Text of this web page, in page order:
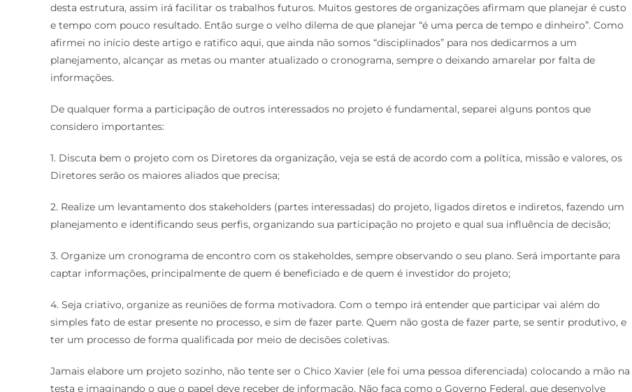
desta estrutura, assim irá facilitar os trabalhos futuros. Muitos gestores de organizações afirmam que planejar é custo
e tempo com pouco resultado. Então surge o velho dilema de que planejar “é uma perca de tempo e dinheiro”. Como
afirmei no início deste artigo e ratifico aqui, que ainda não somos “disciplinados” para nos dedicarmos a um
planejamento, alcançar as metas ou manter atualizado o cronograma, sempre o deixando amarelar por falta de
informações.
De qualquer forma a participação de outros interessados no projeto é fundamental, separei alguns pontos que
considero importantes:
1. Discuta bem o projeto com os Diretores da organização, veja se está de acordo com a política, missão e valores, os
Diretores serão os maiores aliados que precisa;
2. Realize um levantamento dos stakeholders (partes interessadas) do projeto, ligados diretos e indiretos, fazendo um
planejamento e identificando seus perfis, organizando sua participação no projeto e qual sua influência de decisão;
3. Organize um cronograma de encontro com os stakeholdes, sempre observando o seu plano. Será importante para
captar informações, principalmente de quem é beneficiado e de quem é investidor do projeto;
4. Seja criativo, organize as reuniões de forma motivadora. Com o tempo irá entender que participar vai além do
simples fato de estar presente no processo, e sim de fazer parte. Quem não gosta de fazer parte, se sentir produtivo, e
ter um processo de forma qualificada por meio de decisões coletivas.
Jamais elabore um projeto sozinho, não tente ser o Chico Xavier (ele foi uma pessoa diferenciada) colocando a mão na
testa e imaginando o que o papel deve receber de informação. Não faça como o Governo Federal, que desenvolve